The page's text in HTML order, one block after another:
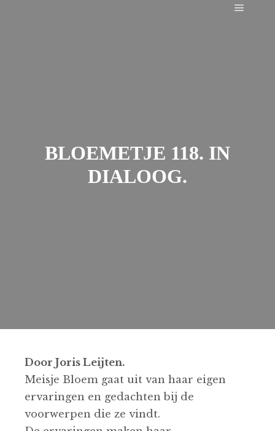
BLOEMETJE 118. IN
DIALOOG.
Door Joris Leijten.
Meisje Bloem gaat uit van haar eigen
ervaringen en gedachten bij de
voorwerpen die ze vindt.